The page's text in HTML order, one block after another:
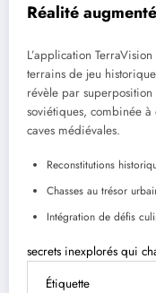
Réalité
L’application
terrains de jeu
révèle par superposition
soviétiques, combinée à
caves médiévales.
Reconstitutions
Chasses au trésor
Intégration de défis
secrets inexplorés qui
Étiquette